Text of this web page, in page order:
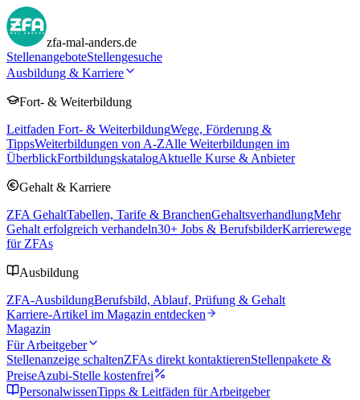
zfa-mal-anders.de
StellenangeboteStellengesuche
Ausbildung & Karriere
Fort- & Weiterbildung
Leitfaden Fort- & WeiterbildungWege, Förderung &
TippsWeiterbildungen von A-ZAlle Weiterbildungen im
ÜberblickFortbildungskatalogAktuelle Kurse & Anbieter
Gehalt & Karriere
ZFA GehaltTabellen, Tarife & BranchenGehaltsverhandlungMehr
Gehalt erfolgreich verhandeln30+ Jobs & BerufsbilderKarrierewege
für ZFAs
Ausbildung
ZFA-AusbildungBerufsbild, Ablauf, Prüfung & Gehalt
Karriere-Artikel im Magazin entdecken
Magazin
Für Arbeitgeber
Stellenanzeige schaltenZFAs direkt kontaktierenStellenpakete &
PreiseAzubi-Stelle kostenfrei
PersonalwissenTipps & Leitfäden für Arbeitgeber